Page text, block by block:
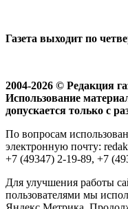
Газета выходит по
2004-2026 © Редакция
Использование
допускается только с
По вопросам
электронную почту:
+7 (49347) 2-19-89, +7
Для улучшения работы
пользователями мы